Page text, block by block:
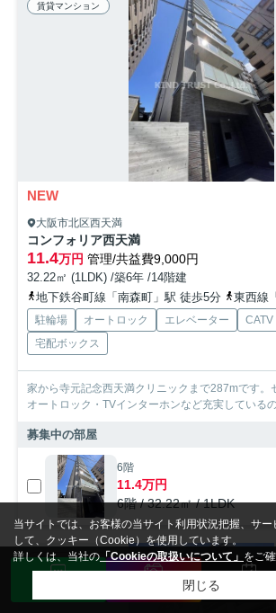
賃貸マンション
NEW
大阪市北区西天満
コンフォリア西天満
11.4万円 管理/共益費9,000円
32.22㎡ (1LDK) /築6年 /14階建
地下鉄谷町線「南森町」駅 徒歩5分
東西線「
駐輪場 オートロック エレベーター CATV
宅配ボックス
家から寺元記念西天満クリニックまで287mです。
オートロック・TVインターホンなど充実している
募集中の部屋
6階
11.4万円
6階 / 32.22㎡ / 1LDK
賃貸マンション
当サイトでは、お客様の当サイト利用状況把握、サー
して、クッキー（Cookie）を使用しています。
詳しくは、当社の「Cookieの取扱いについて」 をご
閉じる